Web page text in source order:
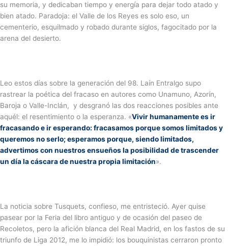
su memoria, y dedicaban tiempo y energía para dejar todo atado y
bien atado. Paradoja: el Valle de los Reyes es solo eso, un
cementerio, esquilmado y robado durante siglos, fagocitado por la
arena del desierto.
Leo estos días sobre la generación del 98. Laín Entralgo supo
rastrear la poética del fracaso en autores como Unamuno, Azorín,
Baroja o Valle-Inclán, y desgranó las dos reacciones posibles ante
aquél: el resentimiento o la esperanza. «Vivir humanamente es ir
fracasando e ir esperando: fracasamos porque somos limitados y
queremos no serlo; esperamos porque, siendo limitados,
advertimos con nuestros ensueños la posibilidad de trascender
un día la cáscara de nuestra propia limitación».
La noticia sobre Tusquets, confieso, me entristeció. Ayer quise
pasear por la Feria del libro antiguo y de ocasión del paseo de
Recoletos, pero la afición blanca del Real Madrid, en los fastos de su
triunfo de Liga 2012, me lo impidió: los bouquinistas cerraron pronto